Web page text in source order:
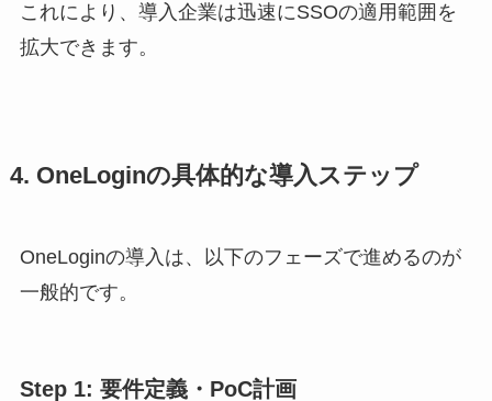
これにより、導入企業は迅速にSSOの適用範囲を
拡大できます。
4. OneLoginの具体的な導入ステップ
OneLoginの導入は、以下のフェーズで進めるのが
一般的です。
Step 1: 要件定義・PoC計画